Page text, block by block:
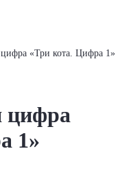
«Три кота. Цифра 1»
цифра
1»